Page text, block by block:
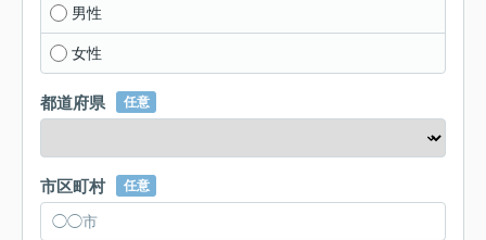
男性
女性
都道府県 任意
市区町村 任意